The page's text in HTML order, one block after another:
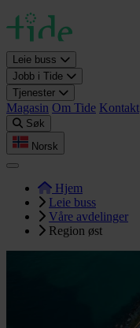
Leie buss
Jobb i Tide
Tjenester
Magasin Om Tide Kontakt
Søk
Norsk
Hjem
Leie buss
Våre avdelinger
Region øst